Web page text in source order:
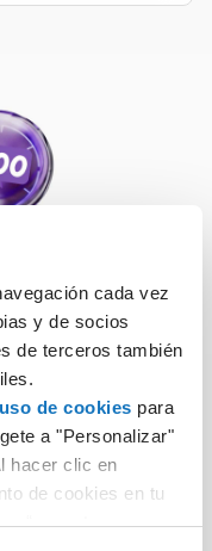
cada vez
y de socios
de terceros también
de cookies para
a "Personalizar"
hacer clic en
de cookies en tu
aceptas
de Aruba es
publicación de
y de fácil